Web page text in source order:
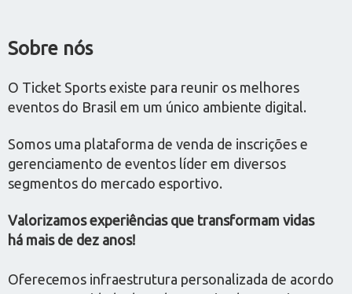
Sobre nós
O Ticket Sports existe para reunir os melhores
eventos do Brasil em um único ambiente digital.
Somos uma plataforma de venda de inscrições e
gerenciamento de eventos líder em diversos
segmentos do mercado esportivo.
Valorizamos experiências que transformam vidas
há mais de dez anos!
Oferecemos infraestrutura personalizada de acordo